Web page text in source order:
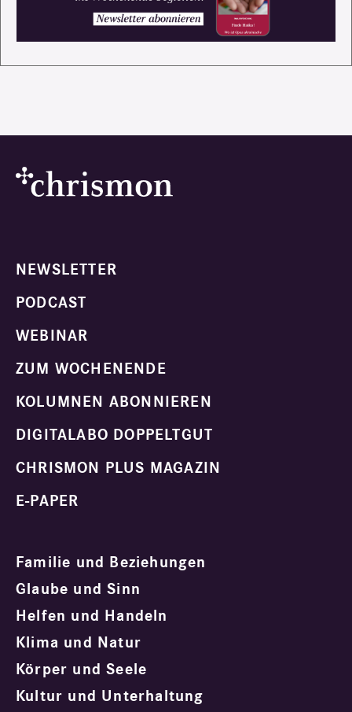
NEWSLETTER
PODCAST
WEBINAR
ZUM WOCHENENDE
KOLUMNEN ABONNIEREN
DIGITALABO DOPPELTGUT
CHRISMON PLUS MAGAZIN
E-PAPER
Familie und Beziehungen
Glaube und Sinn
Helfen und Handeln
Klima und Natur
Körper und Seele
Kultur und Unterhaltung